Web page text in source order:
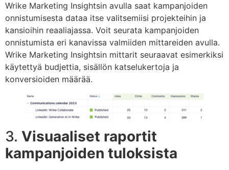
Wrike Marketing Insightsin avulla saat kampanjoiden
onnistumisesta dataa itse valitsemiisi projekteihin ja
kansioihin reaaliajassa. Voit seurata kampanjoiden
onnistumista eri kanavissa valmiiden mittareiden avulla.
Wrike Marketing Insightsin mittarit seuraavat esimerkiksi
käytettyä budjettia, sisällön katselukertoja ja
konversioiden määrää.
3. Visuaaliset raportit
kampanjoiden tuloksista